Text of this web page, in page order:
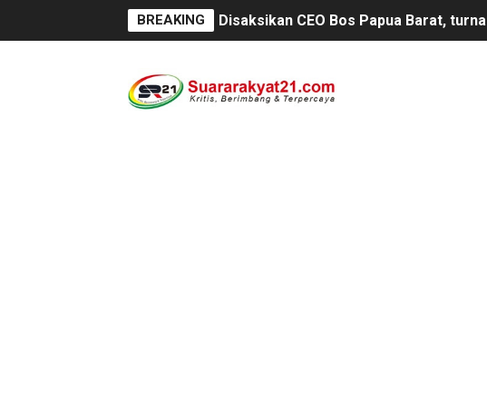
BREAKING Disaksikan CEO Bos Papua Barat,
Dilaporkan Kuasa Hukum Bupati